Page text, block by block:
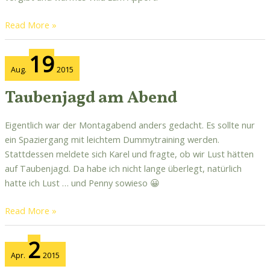
Read More »
Aug. 19 2015
Taubenjagd am Abend
Eigentlich war der Montagabend anders gedacht. Es sollte nur
ein Spaziergang mit leichtem Dummytraining werden.
Stattdessen meldete sich Karel und fragte, ob wir Lust hätten
auf Taubenjagd. Da habe ich nicht lange überlegt, natürlich
hatte ich Lust … und Penny sowieso 😀
Taubenjagd
Abend
Read More »
Apr. 2 2015
Penny